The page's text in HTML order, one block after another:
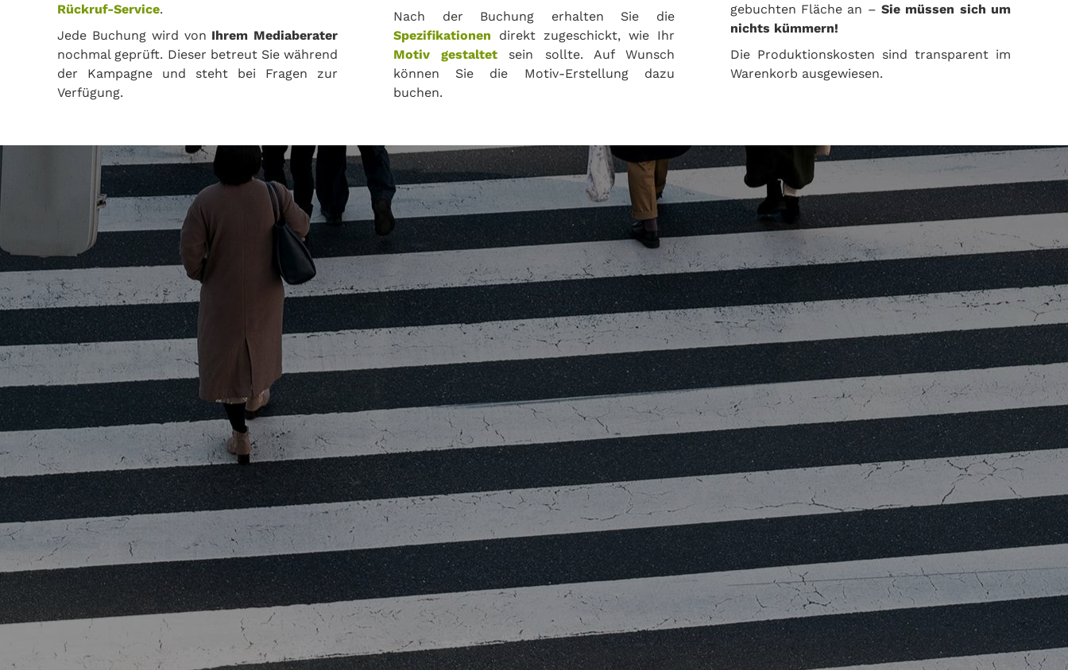
Rückruf-Service.
Jede Buchung wird von Ihrem Mediaberater
nochmal geprüft. Dieser betreut Sie während
der Kampagne und steht bei Fragen zur
Verfügung.
Nach der Buchung erhalten Sie die
Spezifikationen direkt zugeschickt, wie Ihr
Motiv gestaltet sein sollte. Auf Wunsch
können Sie die Motiv-Erstellung dazu
buchen.
gebuchten Fläche an – Sie müssen sich um
nichts kümmern!
Die Produktionskosten sind transparent im
Warenkorb ausgewiesen.